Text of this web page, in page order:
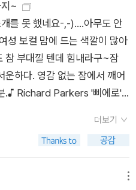
물량주의, 성과주의는 필요치
각한다. 대용량 과자를 한번
에서 맛도 모르고 먹어치우는
생각할 수 있을 때 가장 좋
는 그 지루한 시간들의 연속이
있어야 정말 제대로 그 맛을
로 생각하는 그런 태도때문이
야 하는 객체란 생각도 또 다른
예전 타이타닉 호의 해채된
싸는 불의 파도, 아, 그 열기와
루의 시작, .... 지겹고 몸에 배인
더 해줘야 하나 세보다가 ...
~
를 못 했네요-,-)....아무도 안
보컬 맘에 드는 색깔이 많아
참 부대낄 텐데 힘내라구~잠
운하다. 영감 없는 잠에서 깨어
.♪ Richard Parkers '삐에로'♪
음색도 좋고 색깔 있어 좋
멋지잖아! 관심 뮤지션 등
위 선양보다 나는 음악신에
더보기